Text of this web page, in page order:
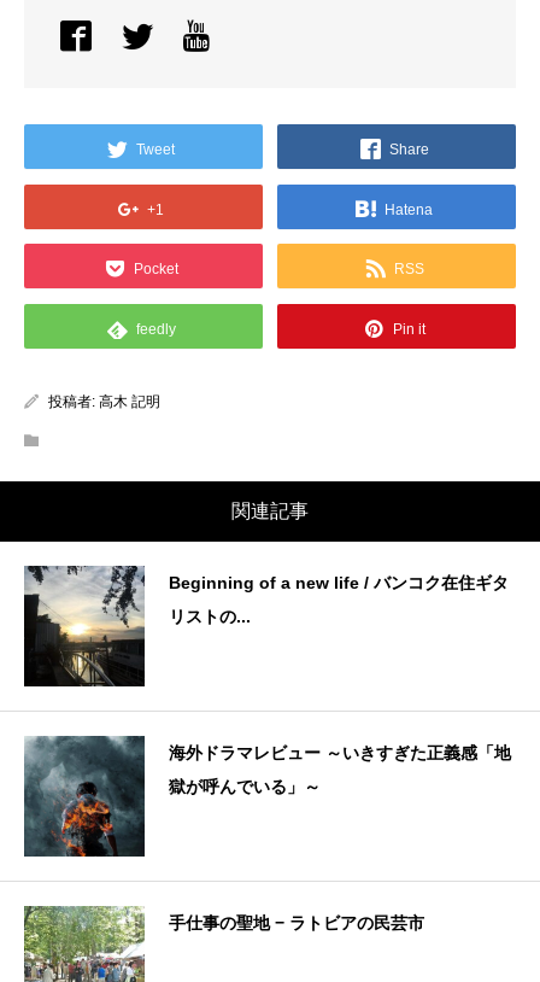
Tweet Share
+1 Hatena
Pocket RSS
feedly Pin it
投稿者: 高木 記明
関連記事
Beginning of a new life / バンコク在住ギタ
リストの...
海外ドラマレビュー ～いきすぎた正義感「地
獄が呼んでいる」～
手仕事の聖地 − ラトビアの民芸市